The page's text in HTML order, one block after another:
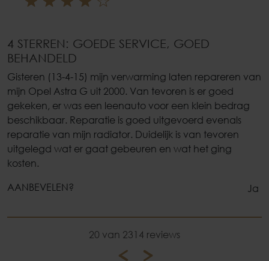
4 STERREN: GOEDE SERVICE, GOED
BEHANDELD
Gisteren (13-4-15) mijn verwarming laten repareren van
mijn Opel Astra G uit 2000. Van tevoren is er goed
gekeken, er was een leenauto voor een klein bedrag
beschikbaar. Reparatie is goed uitgevoerd evenals
reparatie van mijn radiator. Duidelijk is van tevoren
uitgelegd wat er gaat gebeuren en wat het ging
kosten.
AANBEVELEN?
Ja
20 van 2314 reviews